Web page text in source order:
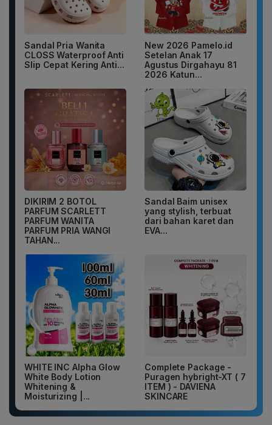
Sandal Pria Wanita
CLOSS Waterproof Anti
Slip Cepat Kering Anti...
New 2026 Pamelo.id
Setelan Anak 17
Agustus Dirgahayu 81
2026 Katun...
DIKIRIM 2 BOTOL
PARFUM SCARLETT
PARFUM WANITA
PARFUM PRIA WANGI
TAHAN...
Sandal Baim unisex
yang stylish, terbuat
dari bahan karet dan
EVA...
WHITE INC Alpha Glow
White Body Lotion
Whitening &
Moisturizing |...
Complete Package -
Puragen hybright-XT ( 7
ITEM ) - DAVIENA
SKINCARE